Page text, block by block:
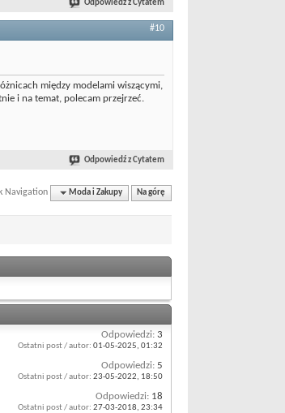
Odpowiedź z Cytatem
#10
między modelami wiszącymi,
i na temat, polecam przejrzeć.
Odpowiedź z Cytatem
Navigation Moda i Zakupy Na górę
Odpowiedzi: 3
Ostatni post / autor: 01-05-2025, 01:32
Odpowiedzi: 5
Ostatni post / autor: 23-05-2022, 18:50
Odpowiedzi: 18
Ostatni post / autor: 27-03-2018, 23:34